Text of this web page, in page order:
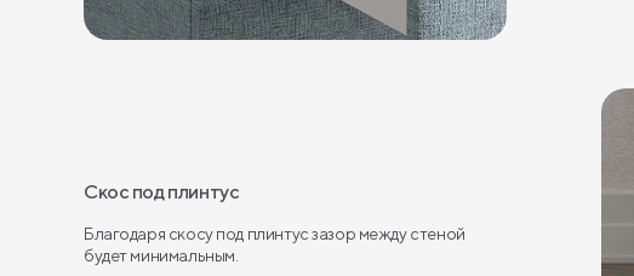
Скос под плинтус
Благодаря скосу под плинтус зазор между стеной
будет минимальным.